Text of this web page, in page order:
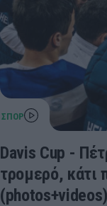
Davis Cup -
τρομερό, κάτι
(photos+videos)